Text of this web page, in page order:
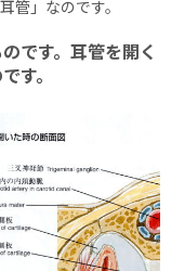
管」なのです。
です。耳管を開く
す。